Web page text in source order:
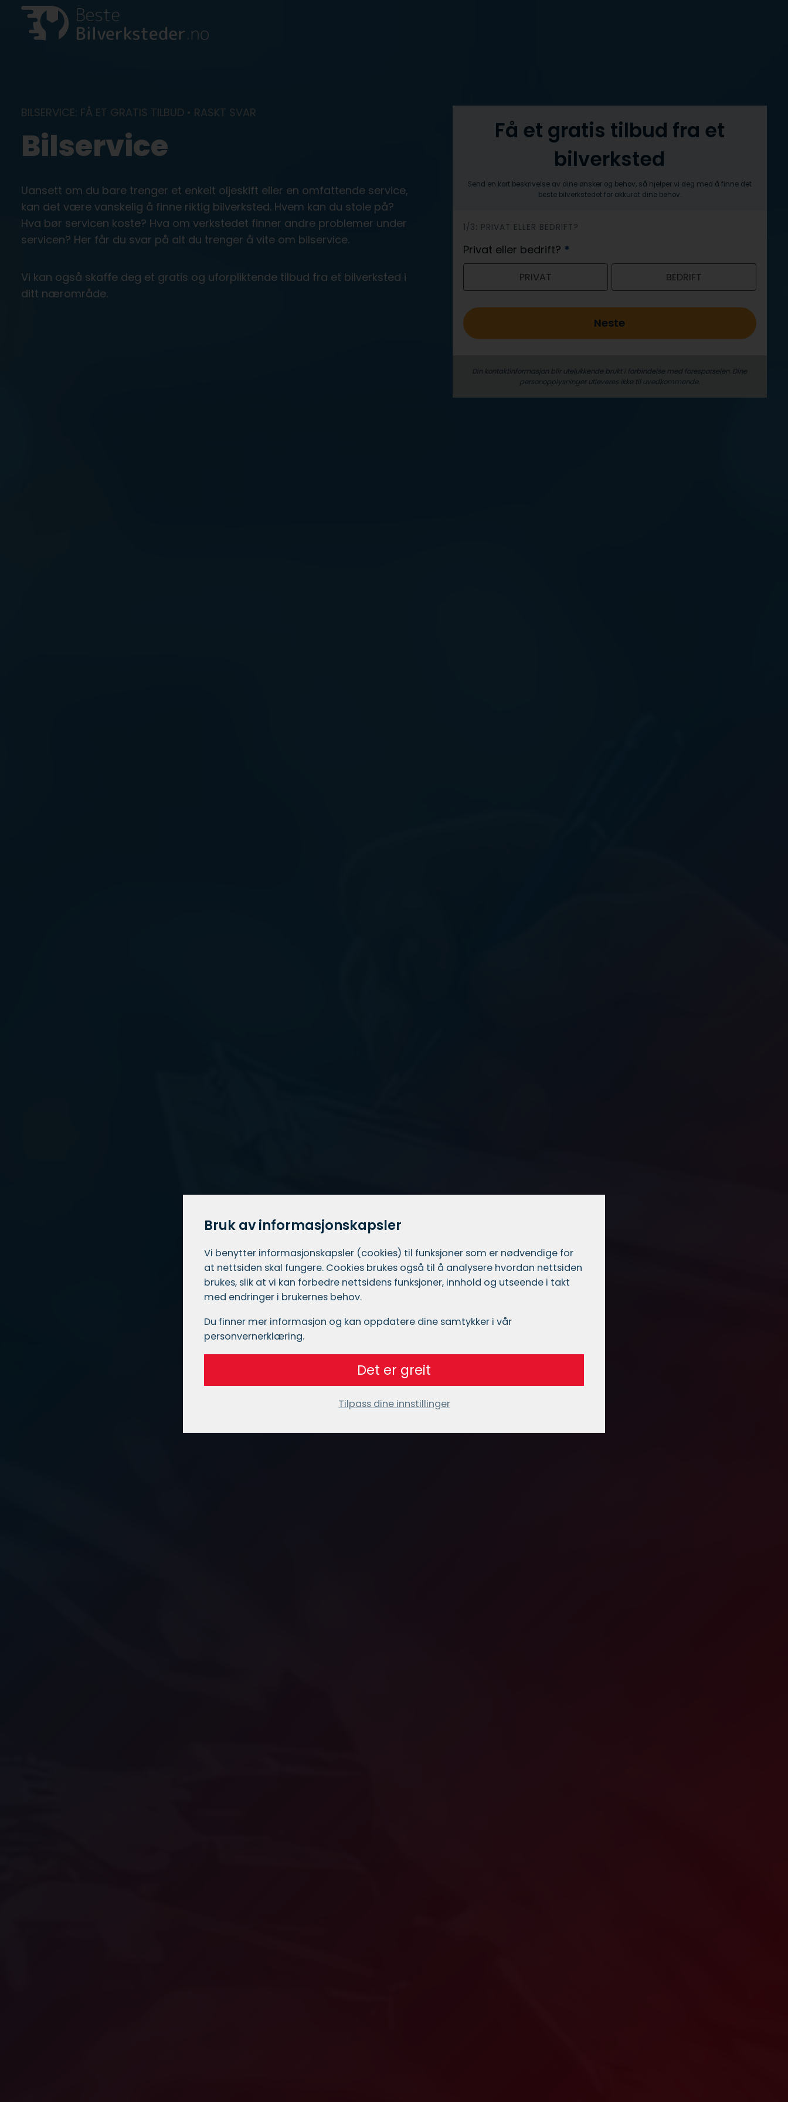
content
BILSERVICE: FÅ ET GRATIS TILBUD • RASKT SVAR
Bilservice
Uansett om du bare trenger et enkelt oljeskift eller en omfattende service,
kan det være vanskelig å finne riktig bilverksted. Hvem kan du stole på?
Hva bør servicen koste? Hva om verkstedet finner andre problemer under
servicen? Her får du svar på alt du trenger å vite om bilservice.
Vi kan også skaffe deg et gratis og uforpliktende tilbud fra et bilverksted i
ditt nærområde.
Få et gratis tilbud fra et
bilverksted
Send en kort beskrivelse av dine ønsker og behov, så hjelper vi deg med å finne det
beste bilverkstedet for akkurat dine behov.
h
e
r
1/3: PRIVAT ELLER BEDRIFT?
Privat eller bedrift? *
PRIVAT BEDRIFT
Neste
Din kontaktinformasjon blir utelukkende brukt i forbindelse med ­forespørselen. Dine
person­­opplysninger utleveres ikke til uvedkommende.
Bruk av informasjonskapsler
Vi benytter informasjons­kapsler (cookies) til funksjoner som er nødvendige for
at nettsiden skal fungere. Cookies brukes også til å analysere hvordan nettsiden
brukes, slik at vi kan forbedre nettsidens funksjoner, innhold og utseende i takt
med endringer i brukernes behov.
Du finner mer informasjon og kan oppdatere dine samtykker i vår
personvernerklæring.
Det er greit
Tilpass dine innstillinger